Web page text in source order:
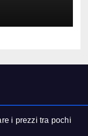
i prezzi tra pochi